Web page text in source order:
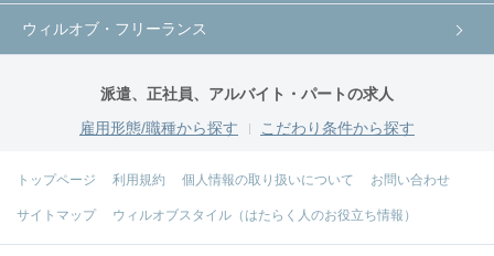
ウィルオブ・フリーランス
派遣、正社員、アルバイト・パートの求人
雇用形態/職種から探す
こだわり条件から探す
トップページ 利用規約 個人情報の取り扱いについて お問い合わせ
サイトマップ ウィルオブスタイル（はたらく人のお役立ち情報）